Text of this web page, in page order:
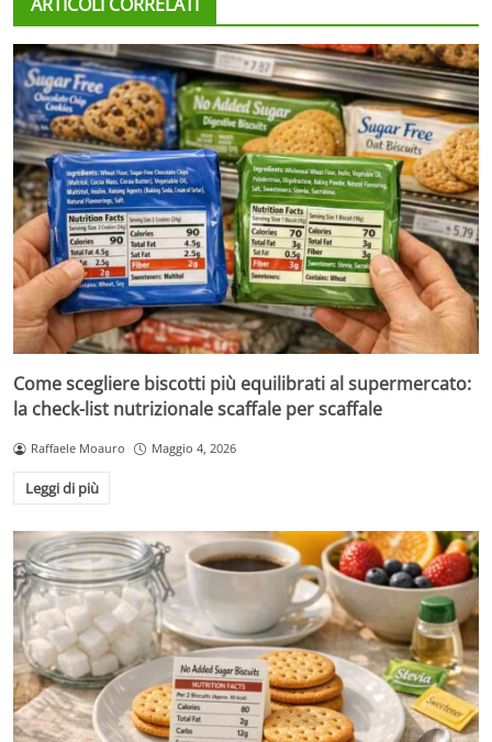
Come scegliere biscotti più equilibrati al supermercato:
la check-list nutrizionale scaffale per scaffale
Raffaele Moauro Maggio 4, 2026
Leggi di più